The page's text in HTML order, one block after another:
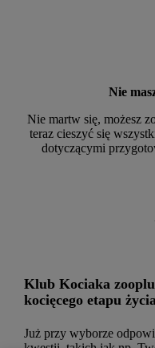
Nie
Nie martw się, możesz
teraz cieszyć się
dotyczącymi
Klub Kociaka
kocięcego etapu
Już przy wyborze